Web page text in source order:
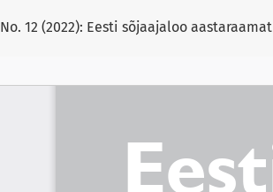
Return to Article Details
No. 12 (2022): Eesti sõjaajaloo aastaraamat